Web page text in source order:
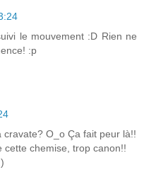
le mouvement :D Rien ne
:p
O_o Ça fait peur là!!
cette chemise, trop canon!!